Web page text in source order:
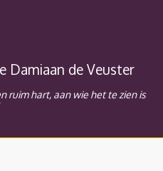
Damiaan de Veuster
ruim hart, aan wie het te zien is